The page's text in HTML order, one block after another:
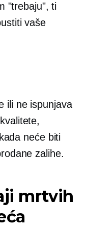
"trebaju", ti
vaše
ili ne ispunjava
neće biti
zalihe.
mrtvih